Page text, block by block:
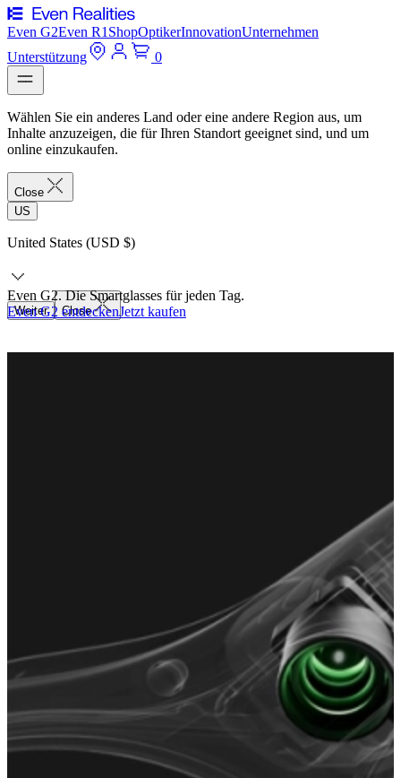
Even G2Even R1 ShopOptikerInnovationUnternehmen
Unterstützung
0
Wählen Sie ein anderes Land oder eine andere Region aus, um
Inhalte anzuzeigen, die für Ihren Standort geeignet sind, und um
online einzukaufen.
Close
US
United States (USD $)
Weiter Close
Even G2. Die Smartglasses für jeden Tag.
Even G2 entdeckenJetzt kaufen